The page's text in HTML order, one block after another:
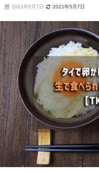
2021年5月7日 2021年5月7日